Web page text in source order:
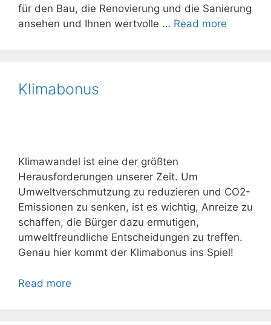
für den Bau, die Renovierung und die Sanierung
ansehen und Ihnen wertvolle … Read more
Klimabonus
Klimawandel ist eine der größten
Herausforderungen unserer Zeit. Um
Umweltverschmutzung zu reduzieren und CO2-
Emissionen zu senken, ist es wichtig, Anreize zu
schaffen, die Bürger dazu ermutigen,
umweltfreundliche Entscheidungen zu treffen.
Genau hier kommt der Klimabonus ins Spiel!
Read more